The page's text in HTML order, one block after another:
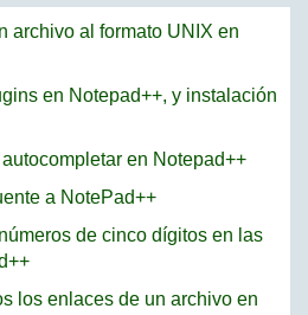
archivo al formato UNIX en
en Notepad++, y instalación
en Notepad++
a NotePad++
de cinco dígitos en las
los enlaces de un archivo en